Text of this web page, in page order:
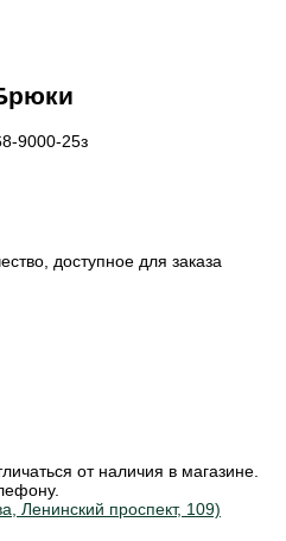
9000-25з
доступное для заказа
от наличия в магазине.
Ленинский проспект, 109)